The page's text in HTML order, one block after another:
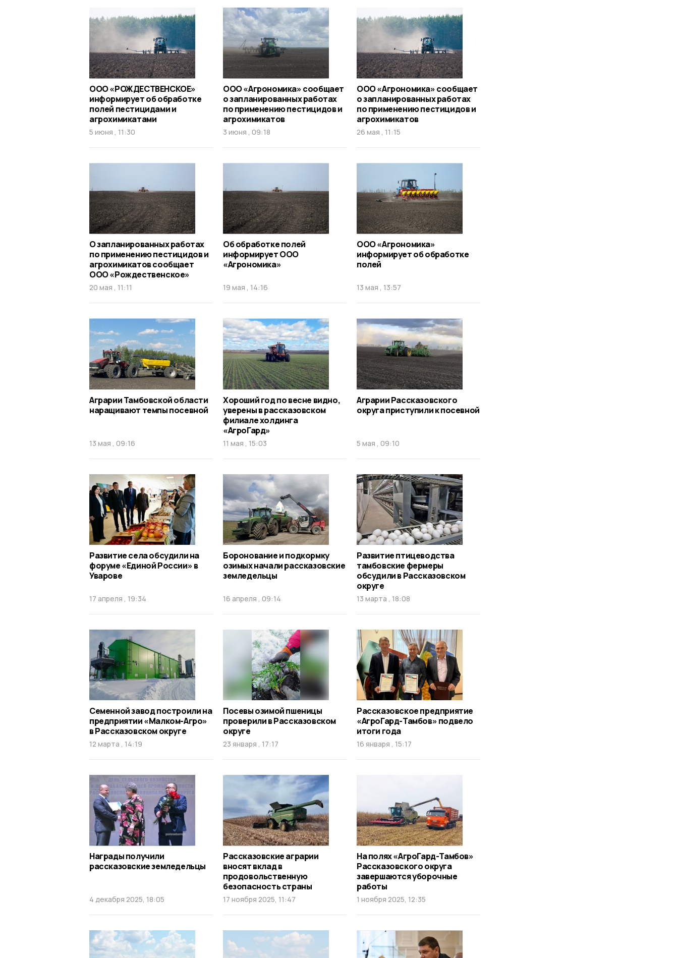
ООО «РОЖДЕСТВЕНСКОЕ»
информирует об обработке
полей пестицидами и
агрохимикатами
5 июня , 11:30
ООО «Агрономика» сообщает
о запланированных работах
по применению пестицидов и
агрохимикатов
3 июня , 09:18
ООО «Агрономика» сообщает
о запланированных работах
по применению пестицидов и
агрохимикатов
26 мая , 11:15
О запланированных работах
по применению пестицидов и
агрохимикатов сообщает
ООО «Рождественское»
20 мая , 11:11
Об обработке полей
информирует ООО
«Агрономика»
19 мая , 14:16
ООО «Агрономика»
информирует об обработке
полей
13 мая , 13:57
Аграрии Тамбовской области
наращивают темпы посевной
13 мая , 09:16
Хороший год по весне видно,
уверены в рассказовском
филиале холдинга
«АгроГард»
11 мая , 15:03
Аграрии Рассказовского
округа приступили к посевной
5 мая , 09:10
Развитие села обсудили на
форуме «Единой России» в
Уварове
17 апреля , 19:34
Боронование и подкормку
озимых начали рассказовские
земледельцы
16 апреля , 09:14
Развитие птицеводства
тамбовские фермеры
обсудили в Рассказовском
округе
13 марта , 18:08
Семенной завод построили на
предприятии «Малком-Агро»
в Рассказовском округе
12 марта , 14:19
Посевы озимой пшеницы
проверили в Рассказовском
округе
23 января , 17:17
Рассказовское предприятие
«АгроГард-Тамбов» подвело
итоги года
16 января , 15:17
Награды получили
рассказовские земледельцы
4 декабря 2025, 18:05
Рассказовские аграрии
вносят вклад в
продовольственную
безопасность страны
17 ноября 2025, 11:47
На полях «АгроГард-Тамбов»
Рассказовского округа
завершаются уборочные
работы
1 ноября 2025, 12:35